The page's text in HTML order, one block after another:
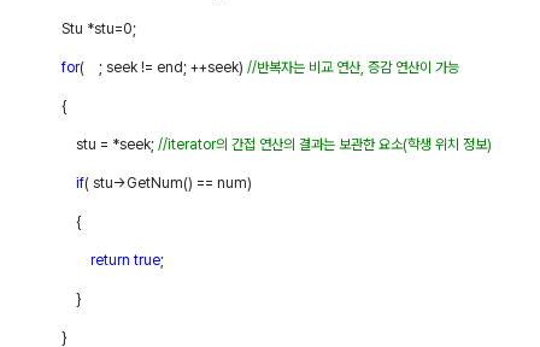
Stu *stu=0;
for( ; seek != end; ++seek)//반복자는 비교 연산,증감 연산이 가능
{
stu = *seek;//iterator의 간접 연산의 결과는 보관한 요소(학생 위치 정보)
if( stu->GetNum() == num)
{
return true;
}
}